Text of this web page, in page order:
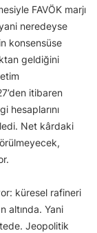
FAVÖK marjı
yani neredeyse
konsensüse
geldiğini
itibaren
hesaplarını
Net kârdaki
küresel rafineri
altında. Yani
Jeopolitik